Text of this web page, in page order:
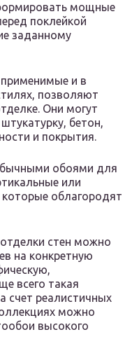
мощные
поклейкой
заданному
и в
позволяют
Они могут
бетон,
и покрытия.
обоями для
или
облагородят
стен можно
на конкретную
всего такая
счет реалистичных
можно
высокого